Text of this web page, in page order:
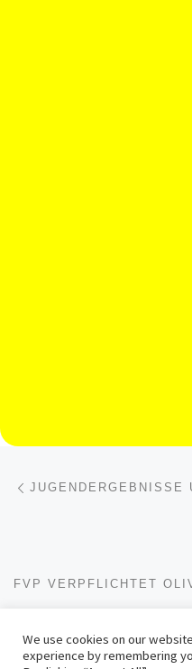
JUGENDERGEBNISSE
© 2026FV Germania
We use cookies on our
experience by remembering